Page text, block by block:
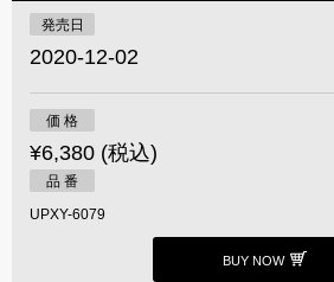
発売日
2020-12-02
価 格
¥6,380 (税込)
品 番
UPXY-6079
BUY NOW